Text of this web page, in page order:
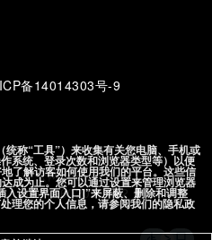
备14014303号-9
沪公网安备
31010602002492 号
称“工具”）来收集有关您电脑、手机或
系统、登录次数和浏览器类型等）以便
了解访客如何使用我们的平台。这些信
成为止。您可以通过设置来管理浏览器
设置界面入口]”来屏蔽、删除和调整
理您的个人信息，请参阅我们的隐私政